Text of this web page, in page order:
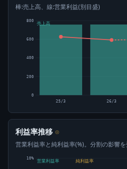
棒:売上高、線:営業利益(別目盛)
0
200
400
600
800
25/3 26/3
売上高
利益率推移 ⊙
営業利益率と純利益率(%)。分割の影響
10%
営業利益率 純利益率